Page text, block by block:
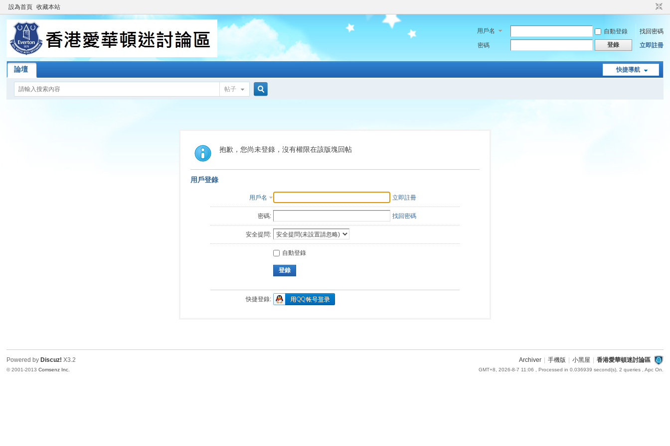
設為首頁 收藏本站
用戶名 自動登錄
找回密碼
密碼
登錄 立即註冊
快捷導航
論壇
帖子
索
抱歉，您尚未登錄，沒有權限在該版塊回帖
用戶登錄
用戶名 立即註冊
密碼: 找回密碼
安全提問:
自動登錄
登錄
快捷登錄:
Archiver 手機版 小黑屋 香港愛華頓迷討論區
GMT+8, 2026-8-7 11:06 , Processed in 0.036939 second(s), 2 queries , Apc On.
Powered by Discuz! X3.2
© 2001-2013Comsenz Inc.